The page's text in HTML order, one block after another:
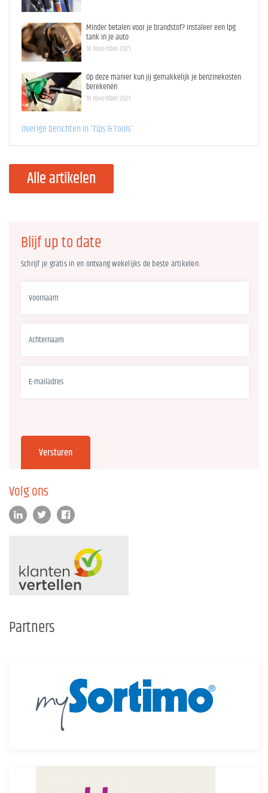
Minder betalen voor je brandstof? Instaleer een lpg
tank in je auto
18 november 2021
Op deze manier kun jij gemakkelijk je benzinekosten
berekenen
18 november 2021
Overige berichten in 'Tips & Tools'
Alle artikelen
Blijf up to date
Schrijf je gratis in en ontvang wekelijks de beste artikelen.
Volg ons
Partners